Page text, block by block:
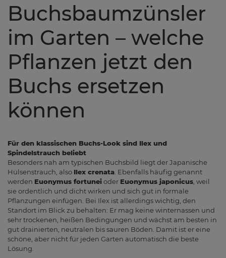
Buchsbaumzünsler
im Garten – welche
Pflanzen jetzt den
Buchs ersetzen
können
Für den klassischen Buchs-Look sind Ilex und
Spindelstrauch beliebt
Besonders nah am typischen Buchsbild liegt der Japanische
Hülsenstrauch, also Ilex crenata . Ebenfalls häufig genannt
werden Euonymus fortuneioder Euonymus japonicus , weil
sie ordentlich und dicht wirken und sich gut in formale
Pflanzungen einfügen. Bei Ilex ist allerdings wichtig, den
Standort im Blick zu behalten: Er mag keine winter­nassen und
sehr trockenen, heißen Bedingungen und wächst am besten in
gut drainierten, neutralen bis sauren Böden. Damit ist er eine
schöne, aber nicht für jeden Garten automatisch die beste
Lösung.